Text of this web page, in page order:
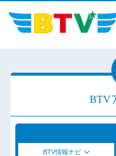
BTV
BTV情報ナビ